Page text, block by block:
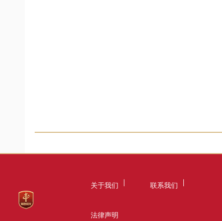
关于我们 联系我们
法律声明